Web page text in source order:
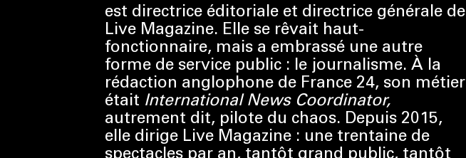
est directrice éditoriale et directrice générale de
Live Magazine. Elle se rêvait haut-
fonctionnaire, mais a embrassé une autre
forme de service public : le journalisme. À la
rédaction anglophone de France 24, son métier
était International News Coordinator,
autrement dit, pilote du chaos. Depuis 2015,
elle dirige Live Magazine : une trentaine de
spectacles par an, tantôt grand public, tantôt